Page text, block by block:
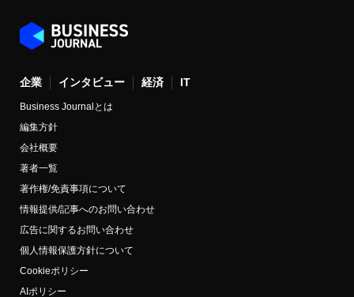
企業 インタビュー 経済 IT
Business Journalとは
編集方針
会社概要
著者一覧
著作権/免責事項について
情報提供/記事へのお問い合わせ
広告に関するお問い合わせ
個人情報保護方針について
Cookieポリシー
AIポリシー